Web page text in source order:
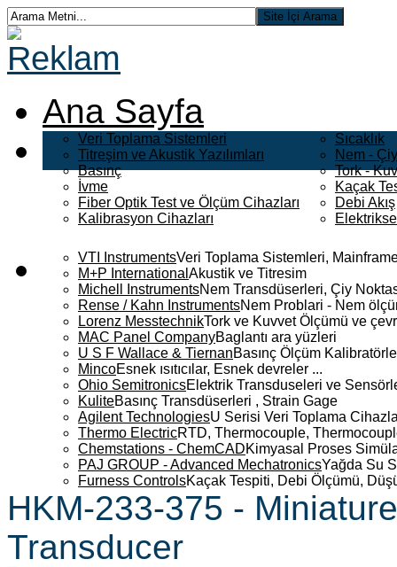
Ana Sayfa
Veri Toplama Sistemleri
Titreşim ve Akustik Yazılımları
Basınç
İvme
Fiber Optik Test ve Ölçüm Cihazları
Kalibrasyon Cihazları
Sıcaklık
Nem -
Tork -
Kaçak
Debi Akış
VTI InstrumentsVeri Toplama Sistemleri,
M+P International Akustik ve Titresim
Michell InstrumentsNem Transdüserleri, Çiy
Rense / Kahn InstrumentsNem Problari - Nem
Lorenz MesstechnikTork ve Kuvvet Ölçümü ve
MAC Panel CompanyBaglantı ara yüzleri
U S F Wallace & TiernanBasınç Ölçüm
MincoEsnek ısıtıcılar, Esnek devreler ...
Ohio SemitronicsElektrik Transduseleri ve
KuliteBasınç Transdüserleri , Strain Gage
Agilent TechnologiesU Serisi Veri Toplama
Thermo ElectricRTD, Thermocouple,
Chemstations - ChemCADKimyasal Proses
PAJ GROUP - Advanced MechatronicsYağda Su
Furness ControlsKaçak Tespiti, Debi Ölçümü,
HKM-233-375 -
Transducer